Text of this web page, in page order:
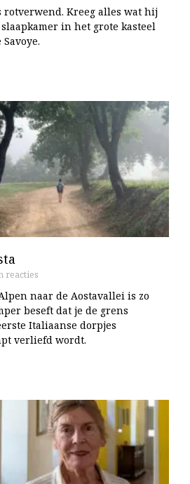
Kreeg alles wat hij
in het grote kasteel
reacties
naar de Aostavallei is zo
beseft dat je de grens
Italiaanse dorpjes
verliefd wordt.